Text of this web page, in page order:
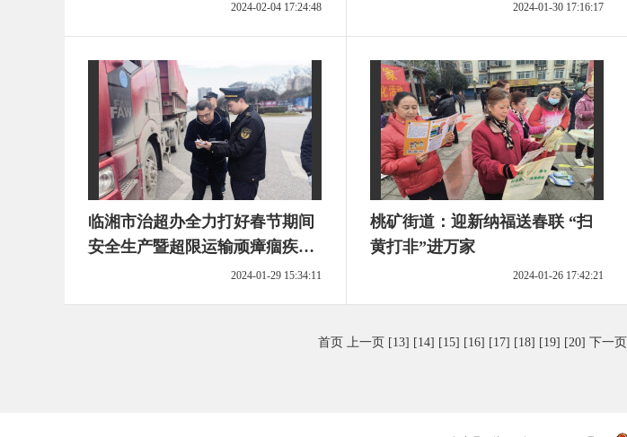
2024-02-04 17:24:48 2024-01-30 17:16:17
临湘市治超办全力打好春节期间
安全生产暨超限运输顽瘴痼疾整
2024-01-29 15:34:11
桃矿街道：迎新纳福送春联 “扫
黄打非”进万家
2024-01-26 17:42:21
首页 上一页 [13] [14] [15] [16] [17] [18] [19] [20] 下一页